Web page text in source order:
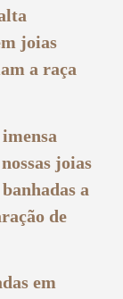
joias
a raça
joias
a
de
em